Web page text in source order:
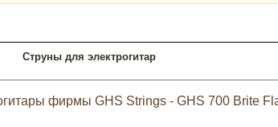
Струны для электрогитар
фирмы GHS Strings - GHS 700 Brite